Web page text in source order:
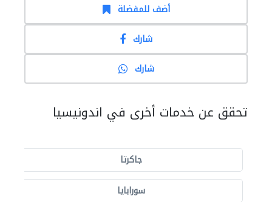
أضف للمفضلة
شارك
شارك
تحقق عن خدمات أخرى في اندونيسيا
جاكرتا
سورابايا